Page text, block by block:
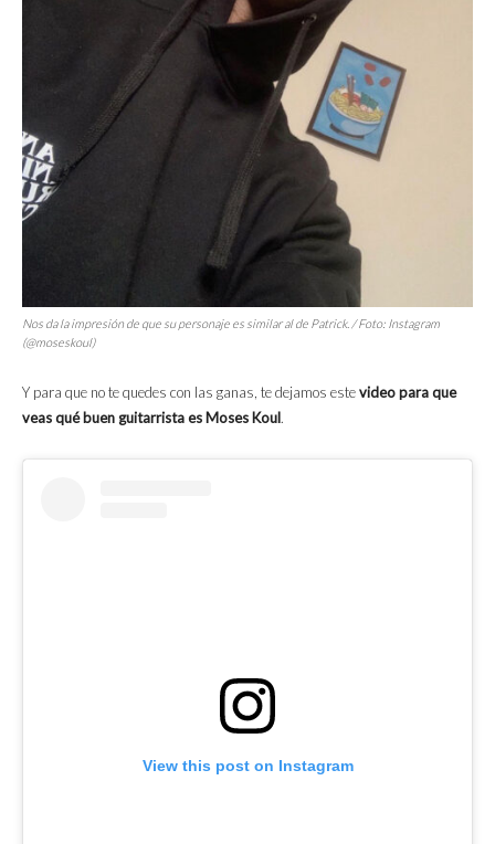
Nos da la impresión de que su personaje es similar al de Patrick. / Foto: Instagram
(@moseskoul)
Y para que no te quedes con las ganas, te dejamos estevideo para que
veas qué buen guitarrista es Moses Koul.
View this post on Instagram